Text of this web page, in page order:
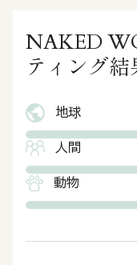
NAKED
ティング結
地球
人間
動物